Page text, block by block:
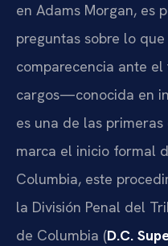
en Adams Morgan, es
preguntas sobre lo
comparecencia ante
cargos—conocida en
es una de las
marca el inicio formal
Columbia, este
la División Penal del
de Columbia (D.C.